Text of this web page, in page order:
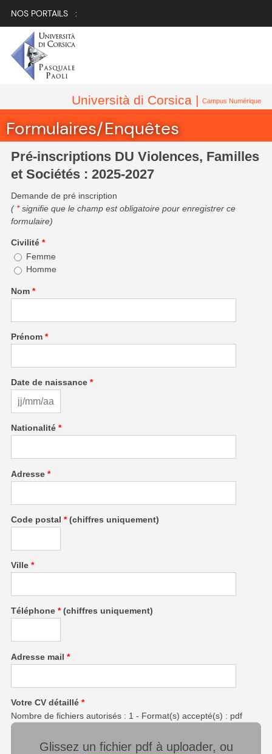
NOS PORTAILS :
Università di Corsica |Campus Numérique
Formulaires/Enquêtes
Pré-inscriptions DU Violences, Familles
et Sociétés : 2025-2027
Demande de pré inscription
(*signifie que le champ est obligatoire pour enregistrer ce
formulaire)
Civilité *
Femme
Homme
Nom *
Prénom *
Date de naissance *
Nationalité *
Adresse *
Code postal *(chiffres uniquement)
Ville *
Téléphone *(chiffres uniquement)
Adresse mail *
Votre CV détaillé *
Nombre de fichiers autorisés : 1 - Format(s) accepté(s) : pdf
Glissez un fichier pdf à uploader, ou